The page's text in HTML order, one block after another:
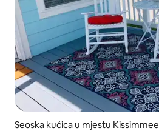
Seoska kućica u mjestu Kissimmee